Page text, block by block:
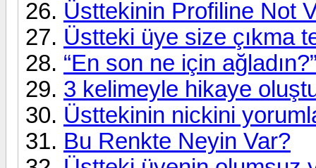
Üsttekinin Profiline Not
Üstteki üye size çıkma
“En son ne için
3 kelimeyle hikaye
Üsttekinin nickini
Bu Renkte Neyin Var?